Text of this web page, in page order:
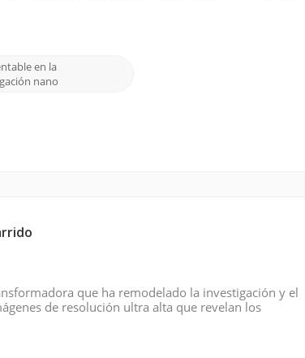
en la
nano
que ha remodelado la investigación y el
de resolución ultra alta que revelan los